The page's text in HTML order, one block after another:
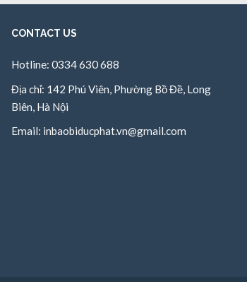
CONTACT US
Hotline: 0334 630 688
Địa chỉ: 142 Phú Viên, Phường Bồ Đề, Long
Biên, Hà Nội
Email: inbaobiducphat.vn@gmail.com